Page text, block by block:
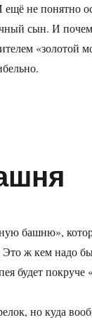
не понятно
сын. И
«золотой
башню»,
ж кем надо
будет
но куда